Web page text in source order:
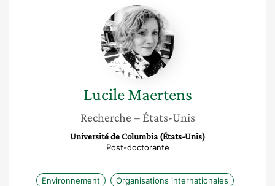
Lucile
Maertens
Lucile Maertens
Recherche – États-Unis
Université de Columbia (États-Unis)
Post-doctorante
Environnement Organisations internationales